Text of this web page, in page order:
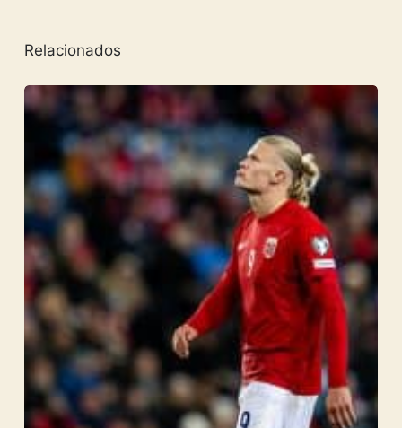
Relacionados